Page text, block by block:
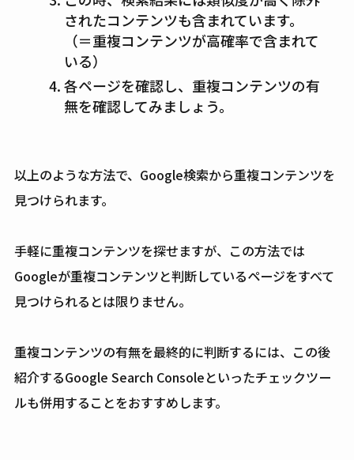
されたコンテンツも含まれています。
（＝重複コンテンツが高確率で含まれて
いる）
各ページを確認し、重複コンテンツの有
無を確認してみましょう。
以上のような方法で、Google検索から重複コンテンツを
見つけられます。
手軽に重複コンテンツを探せますが、この方法では
Googleが重複コンテンツと判断しているページをすべて
見つけられるとは限りません。
重複コンテンツの有無を最終的に判断するには、この後
紹介するGoogle Search Consoleといったチェックツー
ルも併用することをおすすめします。